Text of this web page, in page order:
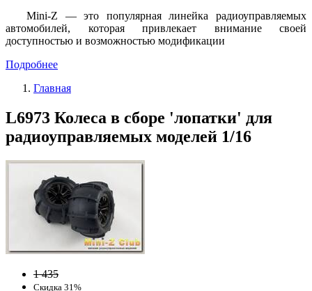
Mini-Z — это популярная линейка радиоуправляемых
автомобилей, которая привлекает внимание своей
доступностью и возможностью модификации
Подробнее
Главная
L6973 Колеса в сборе 'лопатки' для
радиоуправляемых моделей 1/16
1 435
Скидка 31%